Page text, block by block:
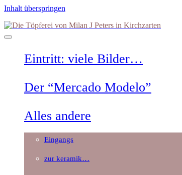
Inhalt überspringen
Die
Töpferei
Kirchzarten
Eintritt: viele Bilder…
Der “Mercado Modelo”
Alles andere
Eingangs
zur keramik…